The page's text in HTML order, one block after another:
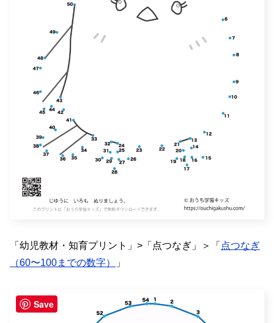
「幼児教材・知育プリント」>「点つなぎ」＞「 点つなぎ
（60〜100までの数字）
」
Save